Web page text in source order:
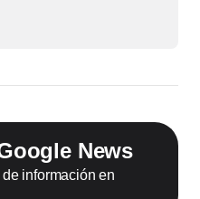
News
información en